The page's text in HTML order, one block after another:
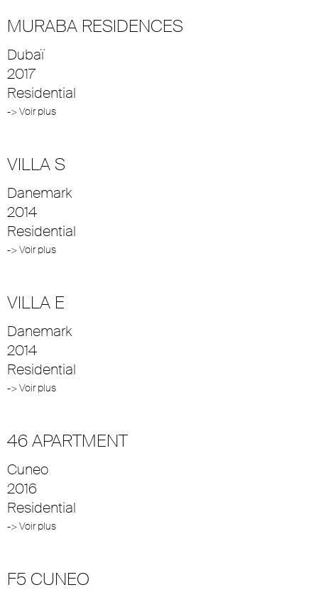
MURABA RESIDENCES
Dubaï
2017
Residential
-> Voir plus
VILLA S
Danemark
2014
Residential
-> Voir plus
VILLA E
Danemark
2014
Residential
-> Voir plus
46 APARTMENT
Cuneo
2016
Residential
-> Voir plus
F5 CUNEO